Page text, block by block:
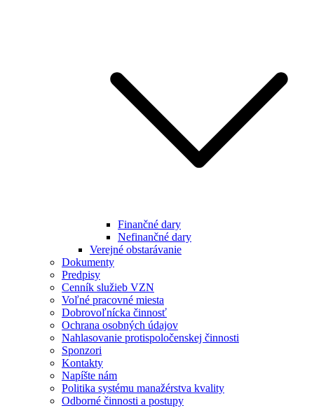
Finančné dary
Nefinančné dary
Verejné obstarávanie
Dokumenty
Predpisy
Cenník služieb VZN
Voľné pracovné miesta
Dobrovoľnícka činnosť
Ochrana osobných údajov
Nahlasovanie protispoločenskej činnosti
Sponzori
Kontakty
Napíšte nám
Politika systému manažérstva kvality
Odborné činnosti a postupy